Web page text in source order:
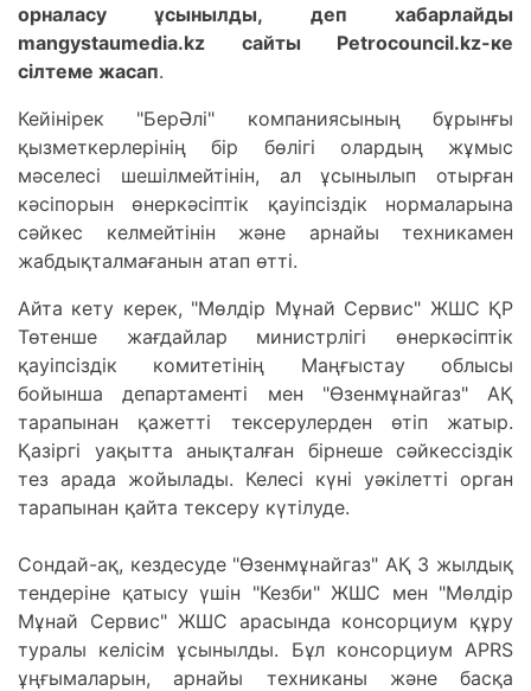
орналасу ұсынылды, деп хабарлайды
mangystaumedia.kz сайты Petrocouncil.kz-ке
сілтеме жасап.
Кейінірек "БерӘлі" компаниясының бұрынғы
қызметкерлерінің бір бөлігі олардың жұмыс
мәселесі шешілмейтінін, ал ұсынылып отырған
кәсіпорын өнеркәсіптік қауіпсіздік нормаларына
сәйкес келмейтінін және арнайы техникамен
жабдықталмағанын атап өтті.
Айта кету керек, "Мөлдір Мұнай Сервис" ЖШС ҚР
Төтенше жағдайлар министрлігі өнеркәсіптік
қауіпсіздік комитетінің Маңғыстау облысы
бойынша департаменті мен "Өзенмұнайгаз" АҚ
тарапынан қажетті тексерулерден өтіп жатыр.
Қазіргі уақытта анықталған бірнеше сәйкессіздік
тез арада жойылады. Келесі күні уәкілетті орган
тарапынан қайта тексеру күтілуде.
Сондай-ақ, кездесуде "Өзенмұнайгаз" АҚ 3 жылдық
тендеріне қатысу үшін "Кезби" ЖШС мен "Мөлдір
Мұнай Сервис" ЖШС арасында консорциум құру
туралы келісім ұсынылды. Бұл консорциум APRS
ұңғымаларын, арнайы техниканы және басқа